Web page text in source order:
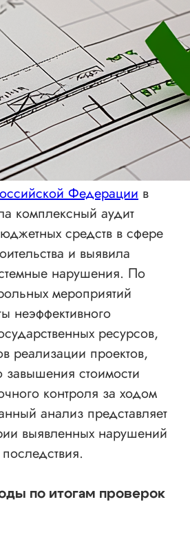
Федерации в
комплексный аудит
средств в сфере
и выявила
нарушения. По
мероприятий
неэффективного
ресурсов,
реализации проектов,
завышения стоимости
контроля за ходом
анализ представляет
выявленных нарушений
по итогам проверок